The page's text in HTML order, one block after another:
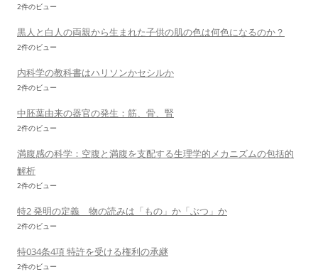
2件のビュー
黒人と白人の両親から生まれた子供の肌の色は何色になるのか？
2件のビュー
内科学の教科書はハリソンかセシルか
2件のビュー
中胚葉由来の器官の発生：筋、骨、腎
2件のビュー
満腹感の科学：空腹と満腹を支配する生理学的メカニズムの包括的
解析
2件のビュー
特2 発明の定義 物の読みは「もの」か「ぶつ」か
2件のビュー
特034条4項 特許を受ける権利の承継
2件のビュー